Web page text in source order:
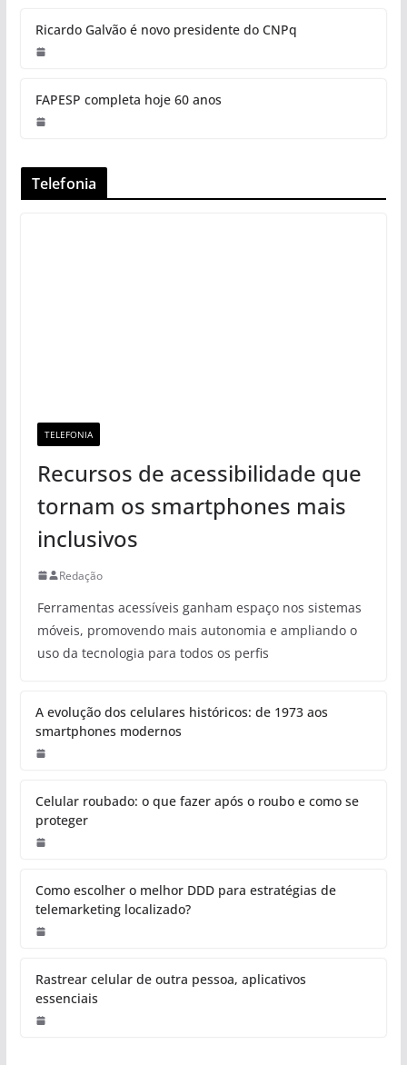
Ricardo Galvão é novo presidente do CNPq
FAPESP completa hoje 60 anos
Telefonia
TELEFONIA
Recursos de acessibilidade que
tornam os smartphones mais
inclusivos
Redação
Ferramentas acessíveis ganham espaço nos sistemas
móveis, promovendo mais autonomia e ampliando o
uso da tecnologia para todos os perfis
A evolução dos celulares históricos: de 1973 aos
smartphones modernos
Celular roubado: o que fazer após o roubo e como se
proteger
Como escolher o melhor DDD para estratégias de
telemarketing localizado?
Rastrear celular de outra pessoa, aplicativos
essenciais